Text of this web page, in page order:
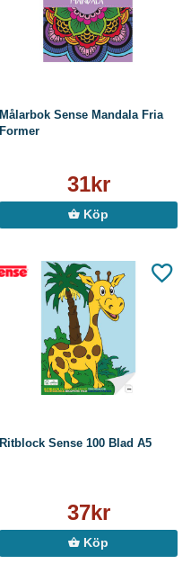
Målarbok Sense Mandala Fria
Former
31kr
Köp
Ritblock Sense 100 Blad A5
37kr
Köp